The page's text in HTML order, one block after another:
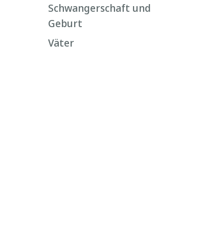
Schwangerschaft und
Geburt
Väter